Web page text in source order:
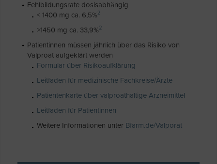
Fehlbildungsrate dosisabhängig
< 1400 mg ca. 6,5%2
>1450 mg ca. 33,9%2
Patientinnen müssen jährlich über das Risiko von
Valproat aufgeklärt werden
Formular über Risikoaufklärung
Leitfaden für medizinische Fachkreise/Ärzte
Patientenkarte über valproathaltige Arzneimittel
Leitfaden für Patientinnen
Weitere Informationen unter Bfarm.de/Valporat